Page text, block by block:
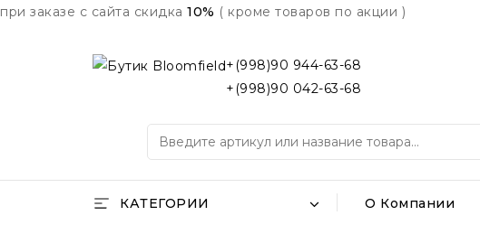
при заказе с сайта скидка 10% ( кроме товаров по акции )
+(998)90 944-63-68
+(998)90 042-63-68
КАТЕГОРИИ О Компании